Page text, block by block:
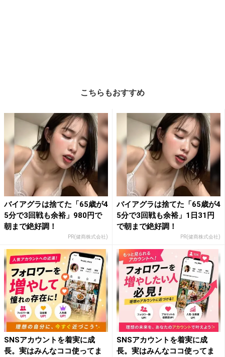
こちらもおすすめ
バイアグラは捨てた「65歳が4
5分で3回戦も余裕」980円で
朝まで絶好調！
PR(健商株式会社)
バイアグラは捨てた「65歳が4
5分で3回戦も余裕」1日31円
で朝まで絶好調！
PR(健商株式会社)
SNSアカウントを着実に成
長。実はみんなココ使ってま
SNSアカウントを着実に成
長。実はみんなココ使ってま